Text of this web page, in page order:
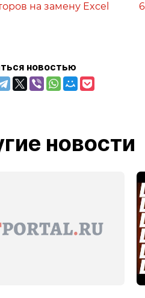
на замену Excel
новостью
новости